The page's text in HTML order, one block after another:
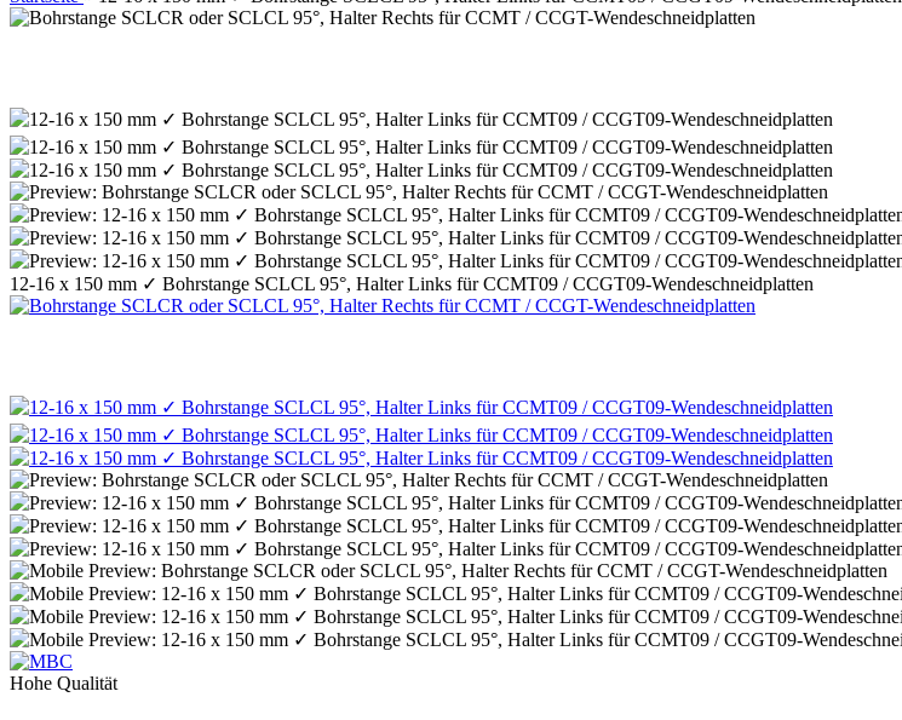
12-16 x 150 mm ✓ Bohrstange SCLCL 95°, Halter Links für CCMT09 / CCGT09-Wendeschneidplatten
Hohe Qualität